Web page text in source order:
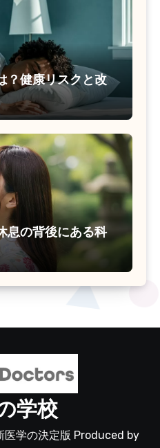
？健康リスクと改
息の背後にある科
学校
医学の決定版 Produced by